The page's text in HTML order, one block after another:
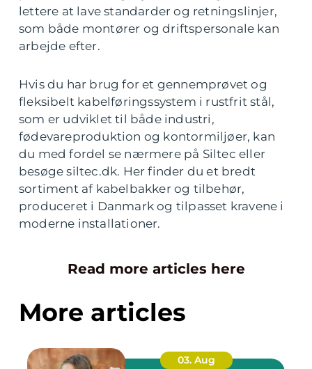
lettere at lave standarder og retningslinjer,
som både montører og driftspersonale kan
arbejde efter.
Hvis du har brug for et gennemprøvet og
fleksibelt kabelføringssystem i rustfrit stål,
som er udviklet til både industri,
fødevareproduktion og kontormiljøer, kan
du med fordel se nærmere på Siltec eller
besøge siltec.dk. Her finder du et bredt
sortiment af kabelbakker og tilbehør,
produceret i Danmark og tilpasset kravene i
moderne installationer.
Read more articles here
More articles
03. Aug